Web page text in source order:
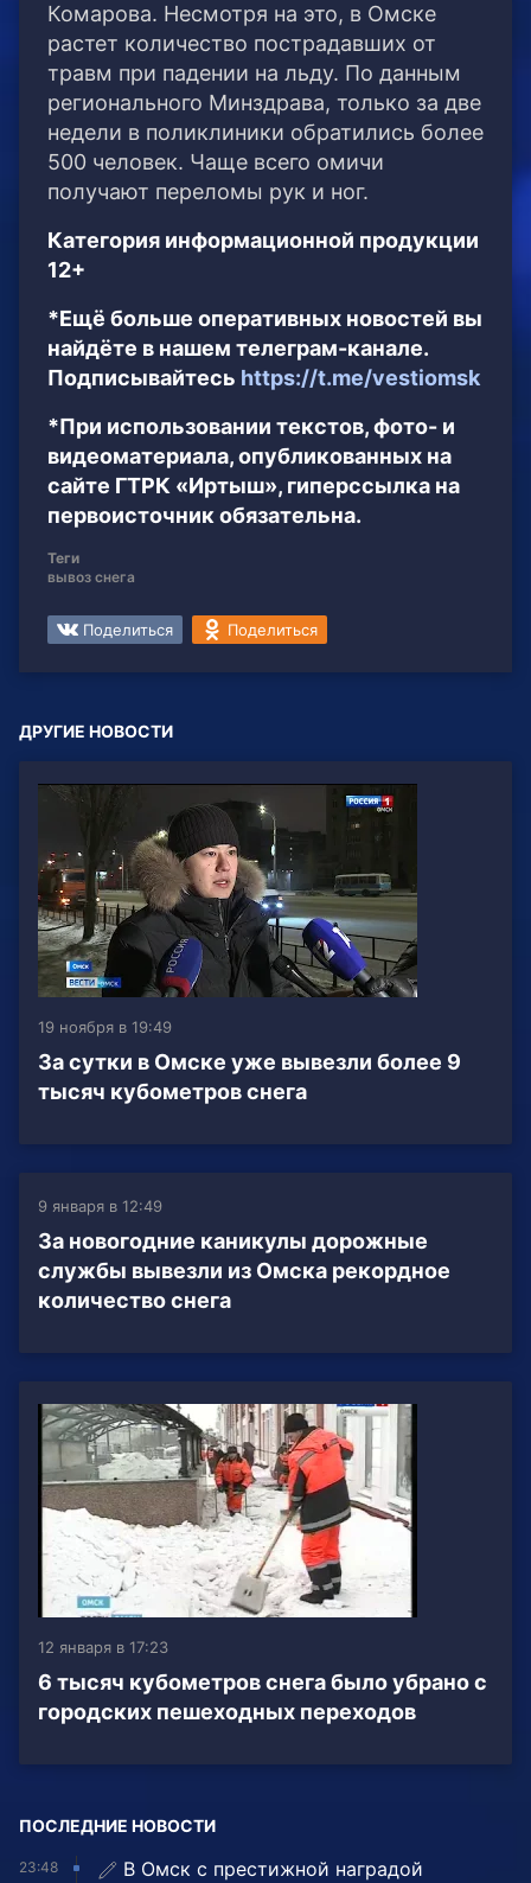
Комарова. Несмотря на это, в Омске
растет количество пострадавших от
травм при падении на льду. По данным
регионального Минздрава, только за две
недели в поликлиники обратились более
500 человек. Чаще всего омичи
получают переломы рук и ног.
Категория информационной продукции
12+
*Ещё больше оперативных новостей вы
найдёте в нашем телеграм-канале.
Подписывайтесь https://t.me/vestiomsk
*При использовании текстов, фото- и
видеоматериала, опубликованных на
сайте ГТРК «Иртыш», гиперссылка на
первоисточник обязательна.
Теги
вывоз снега
Поделиться Поделиться
ДРУГИЕ НОВОСТИ
19 ноября в 19:49
За сутки в Омске уже вывезли более 9
тысяч кубометров снега
9 января в 12:49
За новогодние каникулы дорожные
службы вывезли из Омска рекордное
количество снега
12 января в 17:23
6 тысяч кубометров снега было убрано с
городских пешеходных переходов
ПОСЛЕДНИЕ НОВОСТИ
23:48
В Омск с престижной наградой